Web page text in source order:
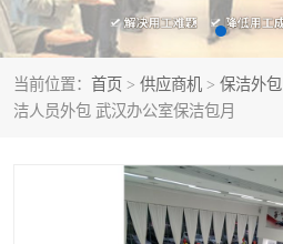
当前位置： 首页 > 供应商机 > 保洁外包
洁人员外包 武汉办公室保洁包月